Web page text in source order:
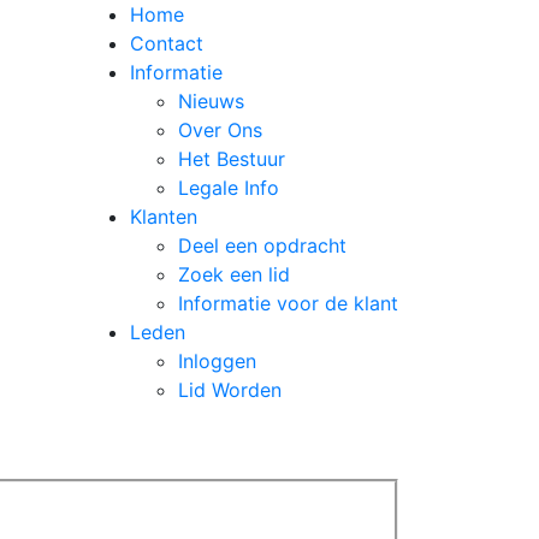
Home
Contact
Informatie
Nieuws
Over Ons
Het Bestuur
Legale Info
Klanten
Deel een opdracht
Zoek een lid
Informatie voor de klant
Leden
Inloggen
Lid Worden